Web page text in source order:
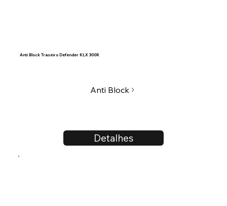
Anti Block Traseiro Defender KLX 300R
Detalhes
Anti Block